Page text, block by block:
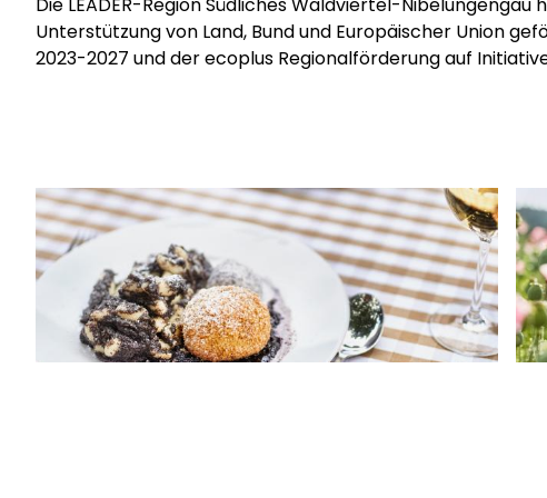
Unterstützung von Land, Bund und Europäischer Union
2023-2027 und derecoplus Regionalförderungauf